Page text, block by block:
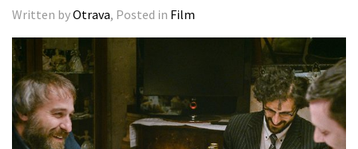
Written byOtrava, Posted in Film